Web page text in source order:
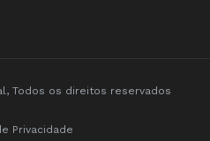
Todos os direitos reservados
Privacidade